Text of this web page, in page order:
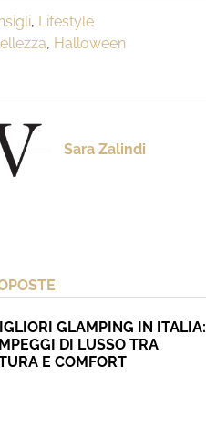
, Lifestyle
, Halloween
Sara Zalindi
GLAMPING IN ITALIA:
DI LUSSO TRA
E COMFORT